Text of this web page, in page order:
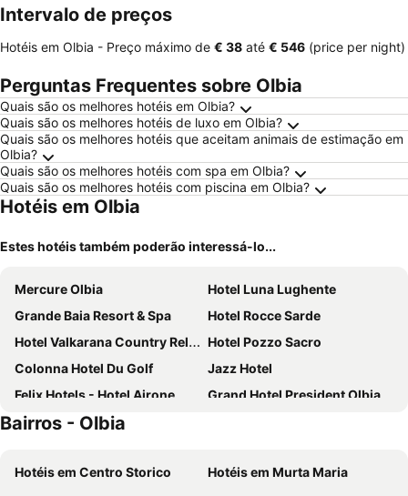
Intervalo de preços
Hotéis em Olbia - Preço máximo de ‎€ 38 até ‎€ 546 (price per night)
Perguntas Frequentes sobre Olbia
Quais são os melhores hotéis em Olbia?
Quais são os melhores hotéis de luxo em Olbia?
Quais são os melhores hotéis que aceitam animais de estimação em
Olbia?
Quais são os melhores hotéis com spa em Olbia?
Quais são os melhores hotéis com piscina em Olbia?
Hotéis em Olbia
Estes hotéis também poderão interessá-lo...
Mercure Olbia
Hotel Luna Lughente
Grande Baia Resort & Spa
Hotel Rocce Sarde
Hotel Valkarana Country Relais - Retreat Only Adults
Hotel Pozzo Sacro
Colonna Hotel Du Golf
Jazz Hotel
Felix Hotels - Hotel Airone
Grand Hotel President Olbia
La Corte Smeralda Resort
Hotel Regina Elena
Hotel dP Olbia - Sardinia
Bairros - Olbia
Hotéis em Centro Storico Hotéis em Murta Maria